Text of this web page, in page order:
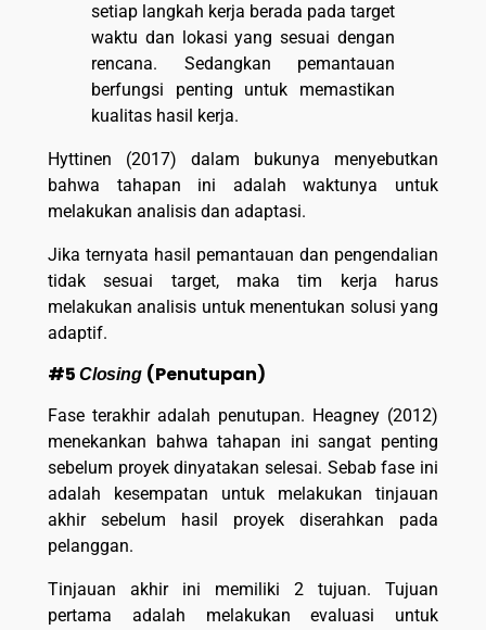
setiap langkah kerja berada pada target
waktu dan lokasi yang sesuai dengan
rencana. Sedangkan pemantauan
berfungsi penting untuk memastikan
kualitas hasil kerja.
Hyttinen (2017) dalam bukunya menyebutkan
bahwa tahapan ini adalah waktunya untuk
melakukan analisis dan adaptasi.
Jika ternyata hasil pemantauan dan pengendalian
tidak sesuai target, maka tim kerja harus
melakukan analisis untuk menentukan solusi yang
adaptif.
#5 Closing (Penutupan)
Fase terakhir adalah penutupan. Heagney (2012)
menekankan bahwa tahapan ini sangat penting
sebelum proyek dinyatakan selesai. Sebab fase ini
adalah kesempatan untuk melakukan tinjauan
akhir sebelum hasil proyek diserahkan pada
pelanggan.
Tinjauan akhir ini memiliki 2 tujuan. Tujuan
pertama adalah melakukan evaluasi untuk